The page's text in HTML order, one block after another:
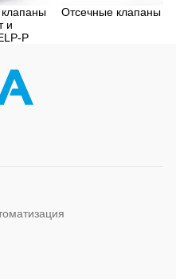
и
P
Отсечные клапаны